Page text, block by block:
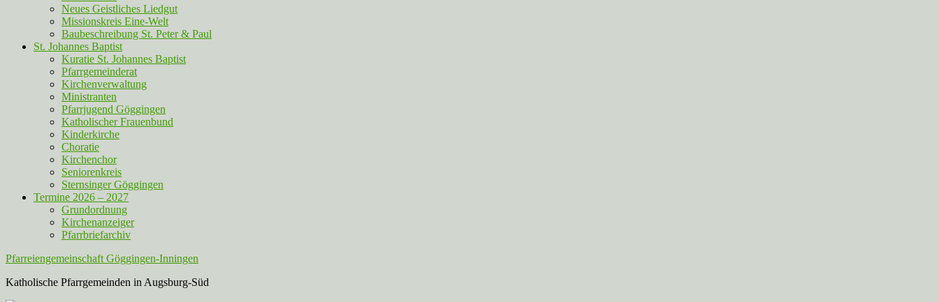
Neues Geistliches Liedgut
Missionskreis Eine-Welt
Baubeschreibung St. Peter & Paul
St. Johannes Baptist
Kuratie St. Johannes Baptist
Pfarrgemeinderat
Kirchenverwaltung
Ministranten
Pfarrjugend Göggingen
Katholischer Frauenbund
Kinderkirche
Choratie
Kirchenchor
Seniorenkreis
Sternsinger Göggingen
Termine 2026 – 2027
Grundordnung
Kirchenanzeiger
Pfarrbriefarchiv
Pfarreiengemeinschaft Göggingen-Inningen
Katholische Pfarrgemeinden in Augsburg-Süd